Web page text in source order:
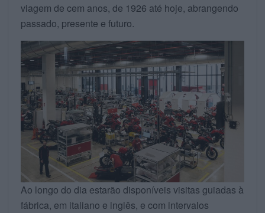
viagem de cem anos, de 1926 até hoje, abrangendo
passado, presente e futuro.
Ao longo do dia estarão disponíveis visitas guiadas à
fábrica, em italiano e inglês, e com intervalos